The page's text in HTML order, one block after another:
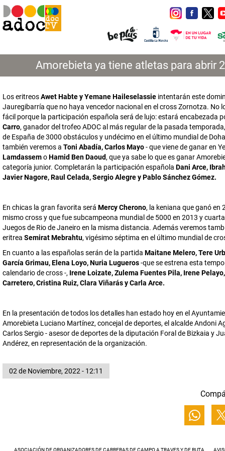
Amorebieta ya tiene atletas para abrir
Los eritreosAwet Habte y Yemane Haileselassie intentarán este
Jauregibarría que no haya vencedor nacional en el cross Zornotza. No
fácil porque la participación española será de lujo: estará encabezada
Carro, ganador del trofeo ADOC al más regular de la pasada
de España de 3000 obstáculos y undécimo en el último mundial de
también veremos a Toni Abadía, Carlos Mayo- que viene de ganar en
LamdassemoHamid Ben Daoud, que ya sabe lo que es ganar
categoría junior. Completarán la participación española Dani Arce,
Javier Nagore, Raul Celada, Sergio Alegre y Pablo Sánchez Gómez.
En chicas la gran favorita será Mercy Cherono, la keniana que ganó en
mismo cross y que fue subcampeona mundial de 5000 en 2013 y
Juegos de Rio de Janeiro en la misma distancia. Además veremos
eritrea Semirat Mebrahtu, vigésimo séptima en el último mundial de
En cuanto a las españolas serán de la partida Maitane Melero, Tere
García Grimau, Elena Loyo, Nuria Lugueros-que se estrena esta
calendario de cross -, Irene Loizate, Zulema Fuentes Pila, Irene
Carretero, Cristina Ruiz, Clara Viñarás y Carla Arce.
En la presentación de todos los detalles han estado hoy en el
Amorebieta Luciano Martínez, concejal de deportes, el alcalde Andoni
Carlos Sergio - asesor de deportes de la diputación Foral de Bizkaia y
Andérez, en representación de la organización.
02 de Noviembre, 2022 - 12:11
ASOCIACIÓN DE ORGANIZADORES DE CARRERAS DE CAMPO A TRAVES Y DE RUTA